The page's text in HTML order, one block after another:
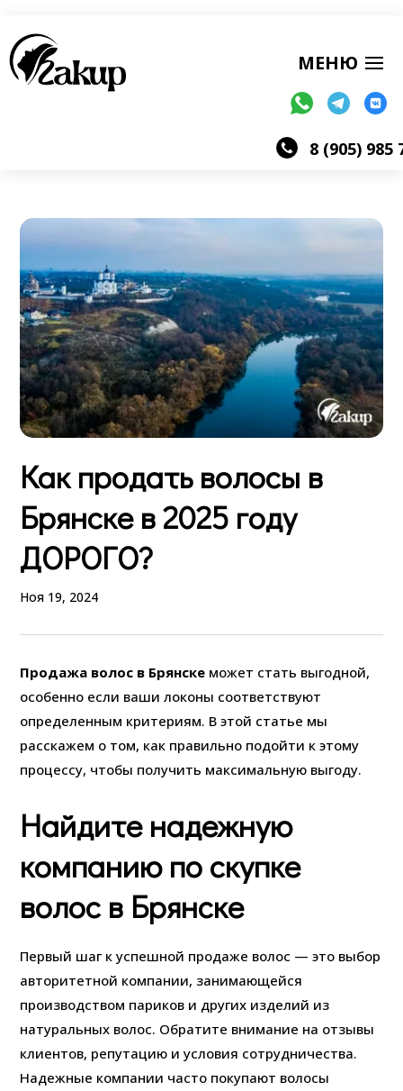
8 (905) 985
Как продать волосы в
Брянске в 2025 году
ДОРОГО?
Ноя 19, 2024
Продажа волос в Брянске может стать выгодной,
особенно если ваши локоны соответствуют
определенным критериям. В этой статье мы
расскажем о том, как правильно подойти к этому
процессу, чтобы получить максимальную выгоду.
Найдите надежную
компанию по скупке
волос в Брянске
Первый шаг к успешной продаже волос — это выбор
авторитетной компании, занимающейся
производством париков и других изделий из
натуральных волос. Обратите внимание на отзывы
клиентов, репутацию и условия сотрудничества.
Надежные компании часто покупают волосы